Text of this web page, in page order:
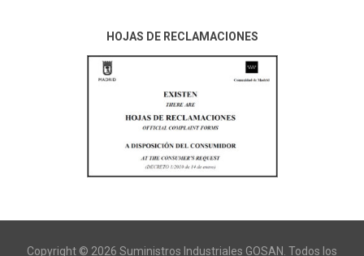
HOJAS DE RECLAMACIONES
Copyright © 2026 Suministros Industriales GOSAN. Todos los